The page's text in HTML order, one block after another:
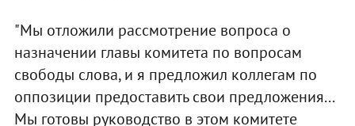
"Мы отложили рассмотрение вопроса о
назначении главы комитета по вопросам
свободы слова, и я предложил коллегам по
оппозиции предоставить свои предложения...
Мы готовы руководство в этом комитете